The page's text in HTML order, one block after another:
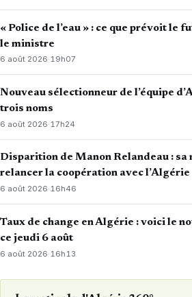
« Police de l’eau » : ce que prévoit le
le ministre
6 août 2026·19h07
Nouveau sélectionneur de l’équipe
trois noms
6 août 2026· 17h24
Disparition de Manon Relandeau : sa
relancer la coopération avec l’Algérie
6 août 2026·16h46
Taux de change en Algérie : voici le
ce jeudi 6 août
6 août 2026· 16h13